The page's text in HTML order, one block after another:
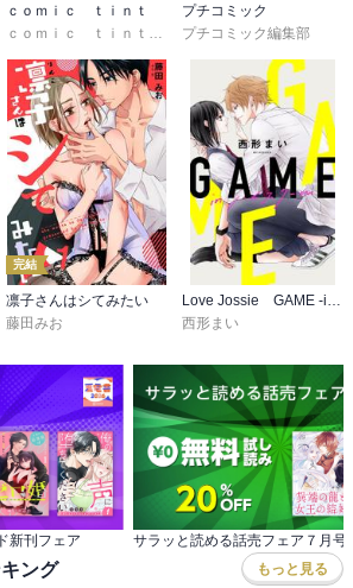
ｃｏｍｉｃ ｔｉｎｔ
プチコミック
プチコミック編集部
完結
凛子さんはシてみたい
藤田みお
Love Jossie GAME -in ハイスクール-
西形まい
新刊フェア サラッと読める話売フェア７月号
ング もっと見る